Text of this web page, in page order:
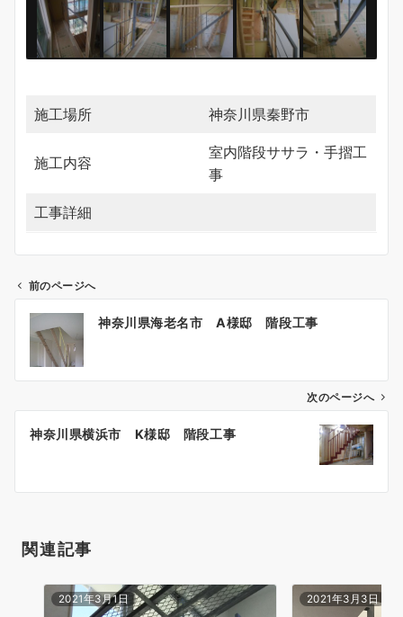
施工場所 神奈川県秦野市
施工内容
室内階段ササラ・手摺工
事
工事詳細
ビ
ン
前のページへ
神奈川県海老名市 A様邸 階段工事
次のページへ
神奈川県横浜市 K様邸 階段工事
関連記事
2021年3月1日 2021年3月3日